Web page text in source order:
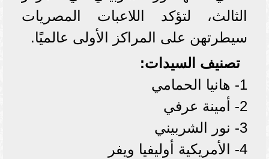
الثالث، لتؤكد اللاعبات المصريات
سيطرتهن على المراكز الأولى عالميًا.
تصنيف السيدات:
1- هانيا الحمامي
2- أمينة عرفي
3- نور الشربيني
4- الأمريكية أوليفيا ويفر